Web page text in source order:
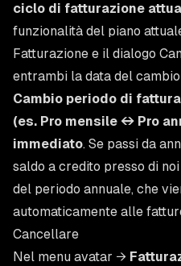
ciclo di fatturazione
funzionalità del piano
Fatturazione e il dialogo
entrambi la data del
Cambio periodo di
(es. Pro mensile ↔ Pro
immediato. Se passi da
saldo a credito presso di
del periodo annuale, che
automaticamente alle
Cancellare
Nel menu avatar →